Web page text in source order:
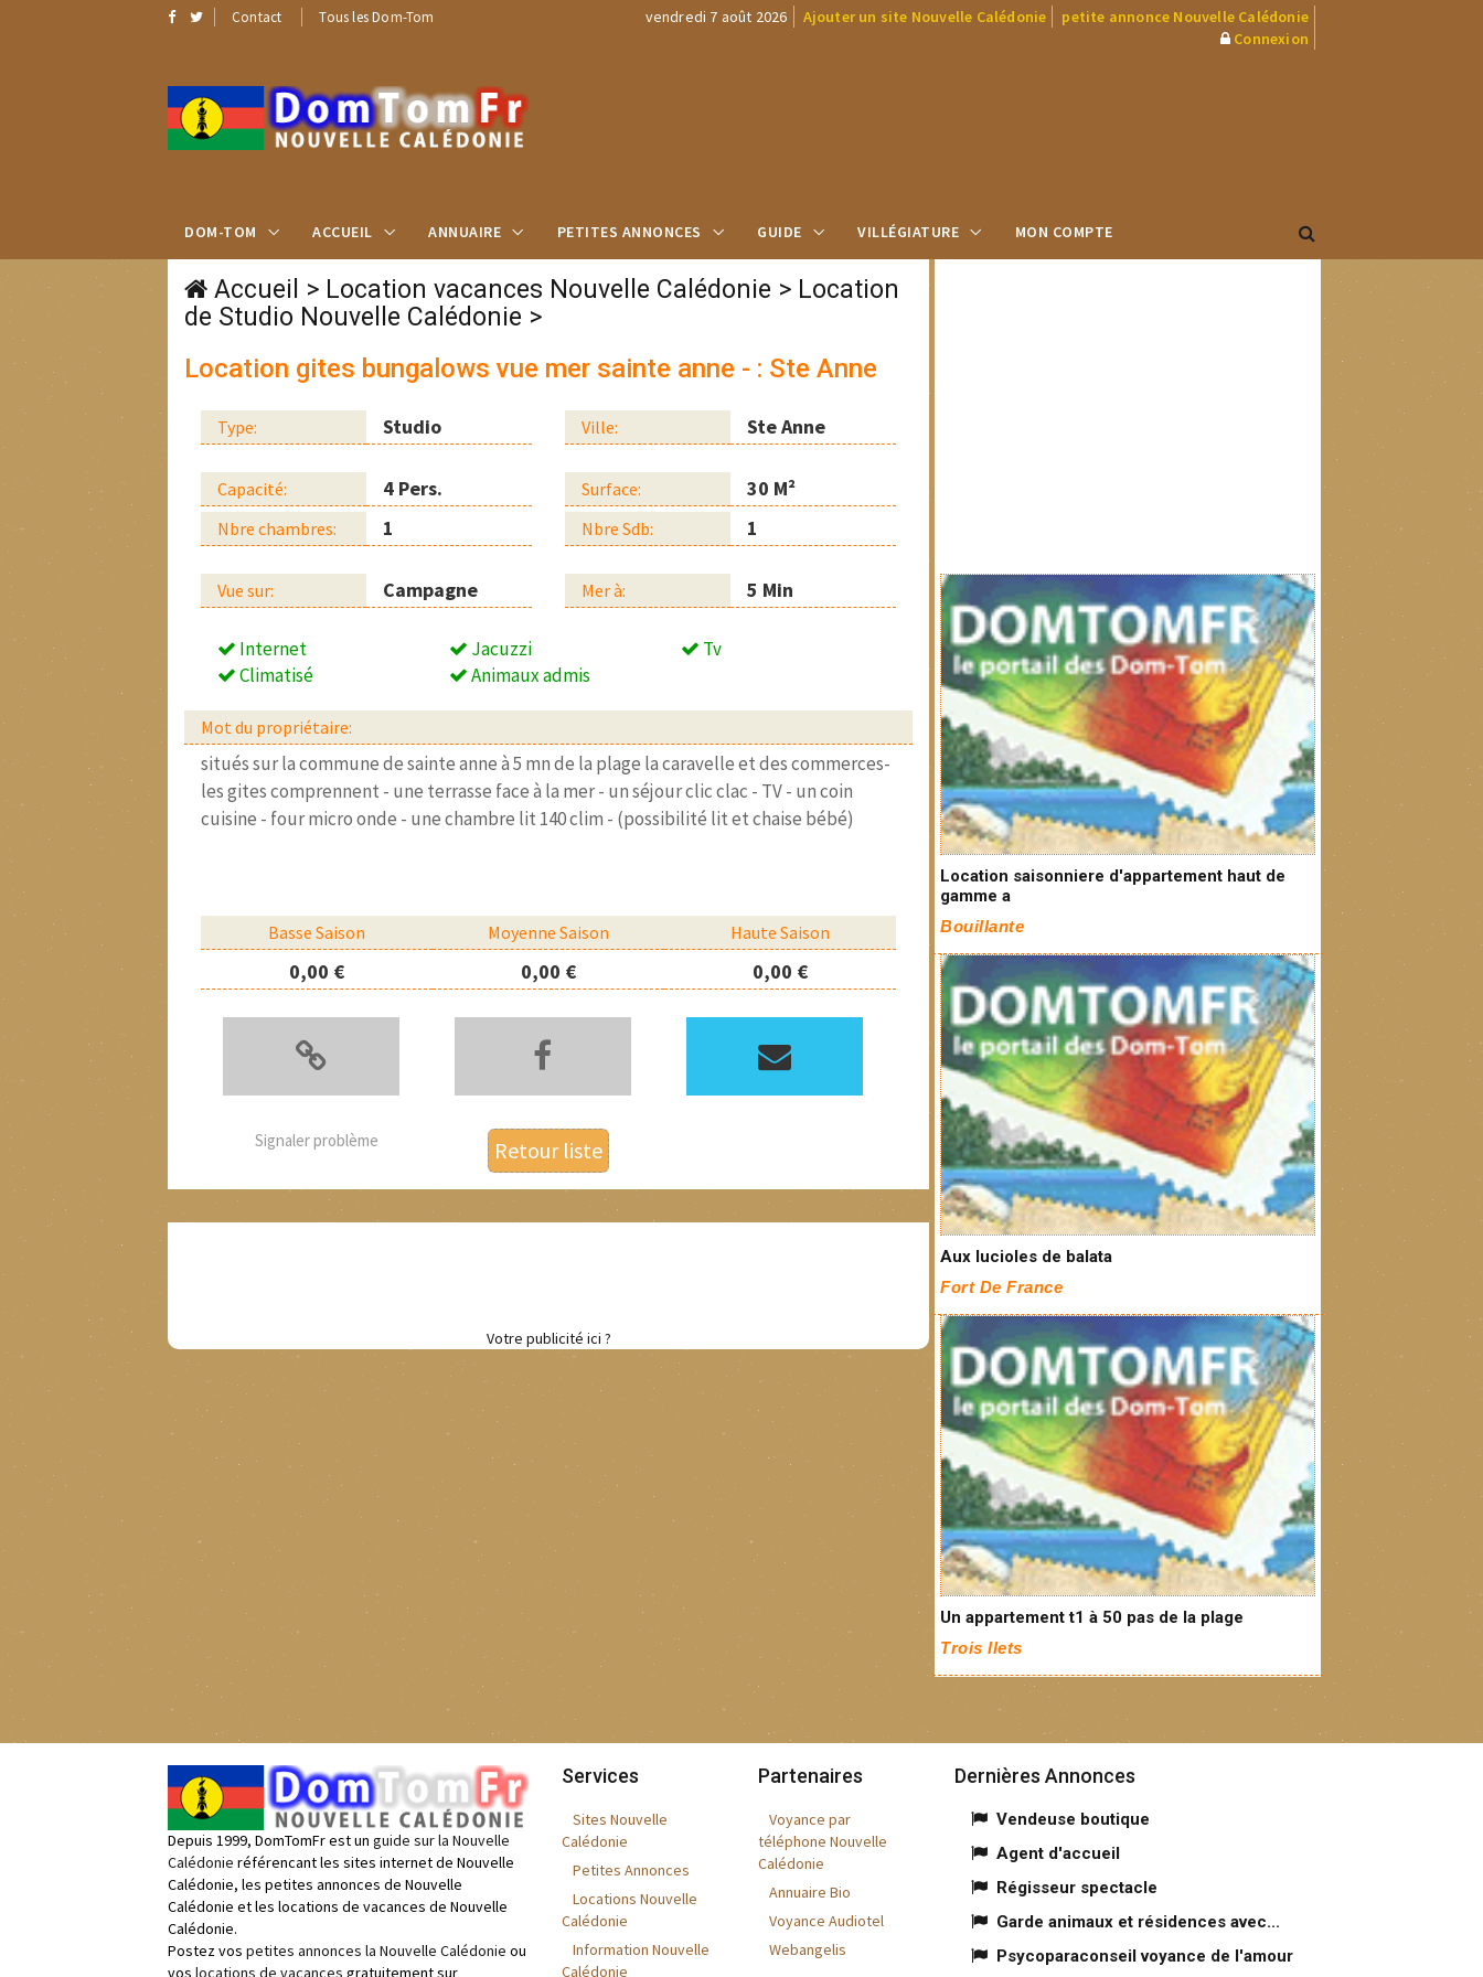
Contact Tous les Dom-Tom vendredi 7 août 2026 Ajouter un site Nouvelle Calédonie
petite annonce Nouvelle Calédonie
Connexion
DOM-TOM ACCUEIL ANNUAIRE PETITES ANNONCES GUIDE VILLÉGIATURE MON COMPTE
Accueil > Location vacances Nouvelle Calédonie > Location
de Studio Nouvelle Calédonie >
Location gites bungalows vue mer sainte anne - : Ste Anne
Type: Studio Ville: Ste Anne
Capacité: 4 Pers. Surface: 30 M²
Nbre chambres: 1 Nbre Sdb: 1
Vue sur: Campagne Mer à: 5 Min
Internet Jacuzzi
Tv
Climatisé
Animaux admis
Mot du propriétaire:
situés sur la commune de sainte anne à 5 mn de la plage la caravelle et des commerces-
les gites comprennent - une terrasse face à la mer - un séjour clic clac - TV - un coin
cuisine - four micro onde - une chambre lit 140 clim - (possibilité lit et chaise bébé)
Basse Saison Moyenne Saison Haute Saison
0,00 € 0,00 € 0,00 €
Signaler problème Retour liste
Votre publicité ici ?
Location saisonniere d'appartement haut de
gamme a
Bouillante
Aux lucioles de balata
Fort De France
Un appartement t1 à 50 pas de la plage
Trois Ilets
Depuis 1999, DomTomFr est un guide sur la Nouvelle
Calédonie référencant les sites internet de Nouvelle
Calédonie, les petites annonces de Nouvelle
Calédonie et les locations de vacances de Nouvelle
Calédonie.
Postez vos petites annonces la Nouvelle Calédonie ou
vos locations de vacances gratuitement sur
Services
Sites Nouvelle
Calédonie
Petites Annonces
Locations Nouvelle
Calédonie
Information Nouvelle
Calédonie
Partenaires
Voyance par
téléphone Nouvelle
Calédonie
Annuaire Bio
Voyance Audiotel
Webangelis
Dernières Annonces
Vendeuse boutique
Agent d'accueil
Régisseur spectacle
Garde animaux et résidences avec...
Psycoparaconseil voyance de l'amour